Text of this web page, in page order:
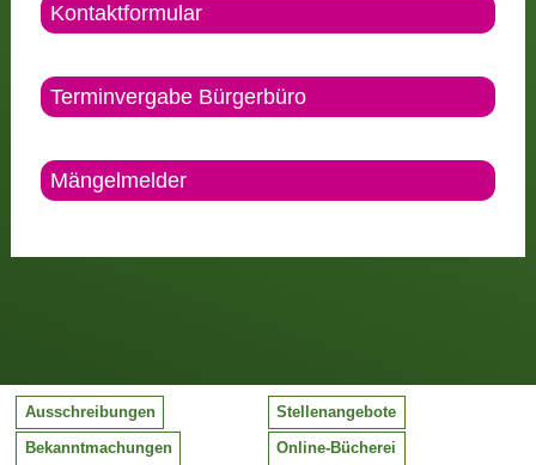
Kontaktformular
Terminvergabe Bürgerbüro
Mängelmelder
Ausschreibungen Stellenangebote
Bekanntmachungen Online-Bücherei